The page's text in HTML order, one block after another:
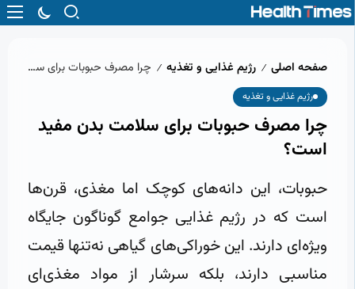
صفحه اصلی / رژیم غذایی و تغذیه / چرا مصرف حبوبات برای سلامت بدن مفید است؟
رژیم غذایی و تغذیه
چرا مصرف حبوبات برای سلامت بدن مفید
است؟
حبوبات، این دانه‌های کوچک اما مغذی، قرن‌ها
است که در رژیم غذایی جوامع گوناگون جایگاه
ویژه‌ای دارند. این خوراکی‌های گیاهی نه‌تنها قیمت
مناسبی دارند، بلکه سرشار از مواد مغذی‌ای